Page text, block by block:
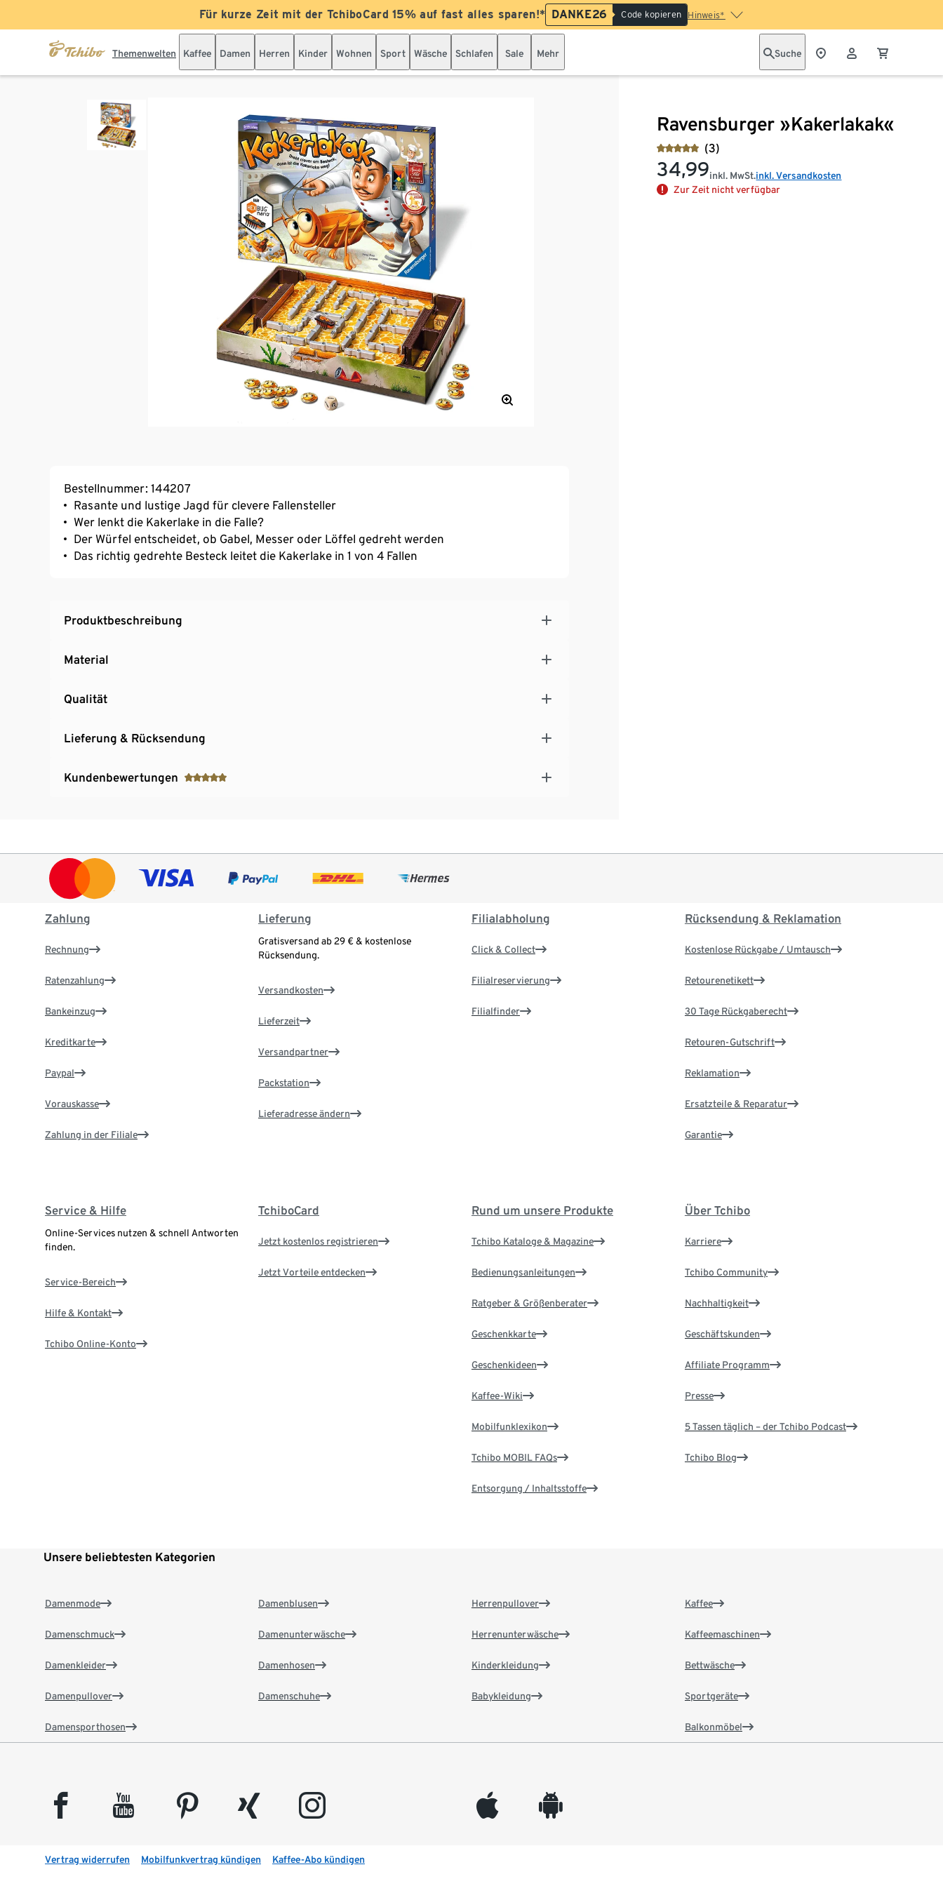
Für kurze Zeit mit der TchiboCard 15% auf fast alles sparen!* DANKE26 Code kopieren Hinweis*
Themenwelten Kaffee Damen Herren Kinder Wohnen Sport Wäsche Schlafen Sale Mehr Suche
Ravensburger »Kakerlakak«
(3)
34,99inkl. MwSt.inkl. Versandkosten
Zur Zeit nicht verfügbar
Bestellnummer: 144207
Rasante und lustige Jagd für clevere Fallensteller
Wer lenkt die Kakerlake in die Falle?
Der Würfel entscheidet, ob Gabel, Messer oder Löffel gedreht werden
Das richtig gedrehte Besteck leitet die Kakerlake in 1 von 4 Fallen
Produktbeschreibung
Material
Qualität
Lieferung & Rücksendung
Kundenbewertungen
Zahlung
Rechnung
Ratenzahlung
Bankeinzug
Kreditkarte
Paypal
Vorauskasse
Zahlung in der Filiale
Lieferung
Gratisversand ab 29 € & kostenlose
Rücksendung.
Versandkosten
Lieferzeit
Versandpartner
Packstation
Lieferadresse ändern
Filialabholung
Click & Collect
Filialreservierung
Filialfinder
Rücksendung & Reklamation
Kostenlose Rückgabe / Umtausch
Retourenetikett
30 Tage Rückgaberecht
Retouren-Gutschrift
Reklamation
Ersatzteile & Reparatur
Garantie
Service & Hilfe
Online-Services nutzen & schnell Antworten
finden.
Service-Bereich
Hilfe & Kontakt
Tchibo Online-Konto
TchiboCard
Jetzt kostenlos registrieren
Jetzt Vorteile entdecken
Rund um unsere Produkte
Tchibo Kataloge & Magazine
Bedienungsanleitungen
Ratgeber & Größenberater
Geschenkkarte
Geschenkideen
Kaffee-Wiki
Mobilfunklexikon
Tchibo MOBIL FAQs
Entsorgung / Inhaltsstoffe
Über Tchibo
Karriere
Tchibo Community
Nachhaltigkeit
Geschäftskunden
Affiliate Programm
Presse
5 Tassen täglich – der Tchibo Podcast
Tchibo Blog
Unsere beliebtesten Kategorien
Damenmode
Damenschmuck
Damenkleider
Damenpullover
Damensporthosen
Damenblusen
Damenunterwäsche
Damenhosen
Damenschuhe
Herrenpullover
Herrenunterwäsche
Kinderkleidung
Babykleidung
Kaffee
Kaffeemaschinen
Bettwäsche
Sportgeräte
Balkonmöbel
facebook youtube pinterest xing instagram appleinc android
Vertrag widerrufen Mobilfunkvertrag kündigen Kaffee-Abo kündigen